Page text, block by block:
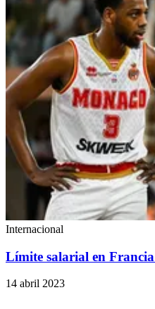
Internacional
Límite salarial en
14 abril 2023